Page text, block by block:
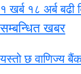
१ खर्ब १८ अर्ब बढी
सम्बन्धित खबर
यस्तो छ वाणिज्य